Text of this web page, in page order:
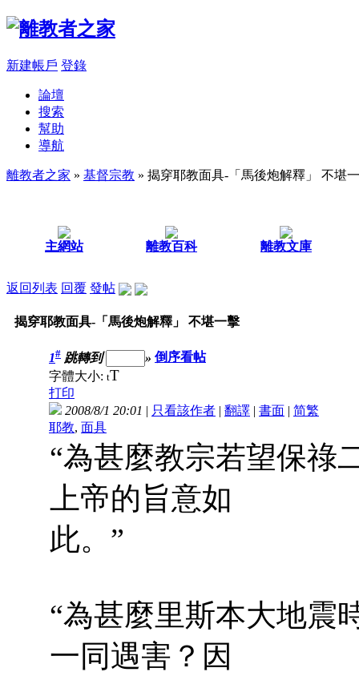
新建帳戶 登錄
論壇
搜索
幫助
導航
離教者之家 » 基督宗教 » 揭穿耶教面具-「馬後炮解釋」 不堪
主網站 離教百科 離教文庫
返回列表 回覆 發帖
揭穿耶教面具-「馬後炮解釋」 不堪一擊
1# 跳轉到 » 倒序看帖
字體大小: tT
打印
2008/8/1 20:01 | 只看該作者 | 翻譯 | 書面 | 简繁
耶教, 面具
“為甚麼教宗若望保祿
上帝的旨意如
此。”
“為甚麼里斯本大地震
一同遇害？因